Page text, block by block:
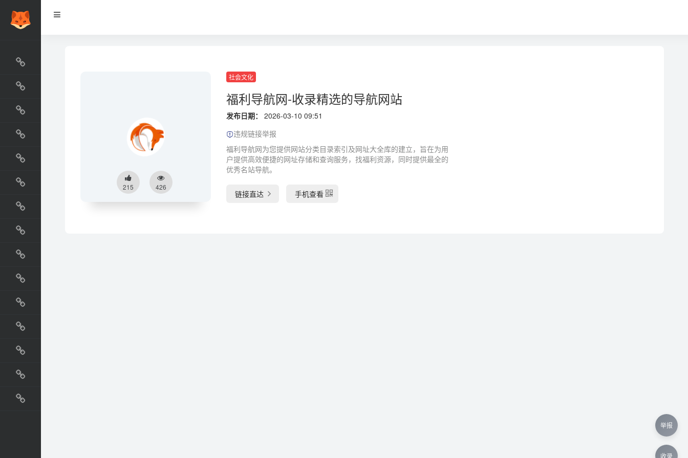
最新收录
网站资源榜
交流排行榜
金融排行榜
阅读排行榜
工具排行榜
设计排行榜
国外网站
生活
直播
动漫
电影
教程
纪录片
215 426
社会文化
福利导航网-收录精选的导航网站
发布日期：
2026-03-10 09:51
违规链接举报
福利导航网为您提供网站分类目录索引及网址大全库的建立，旨在为用
户提供高效便捷的网址存储和查询服务，找福利资源，同时提供最全的
优秀名站导航。
链接直达 手机查看
举报
收录